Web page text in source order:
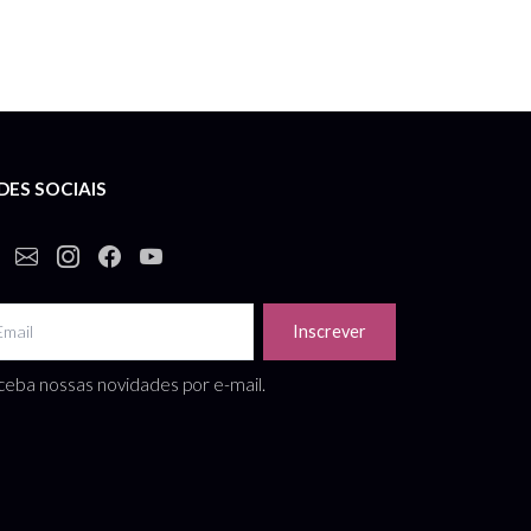
SOCIAIS
Inscrever
nossas novidades por e-mail.